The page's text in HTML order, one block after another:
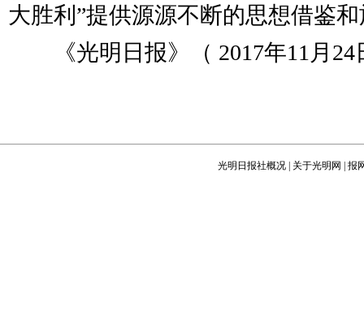
大胜利”提供源源不断的思想借鉴
《光明日报》（ 2017年11月24
光明日报社概况 关于光明网 报